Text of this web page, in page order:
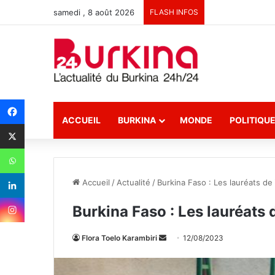
samedi , 8 août 2026 FLASH INFOS
ACCUEIL BURKINA MONDE POLITIQUE
Accueil / Actualité / Burkina Faso : Les lauréats
Burkina Faso : Les
Flora Toelo Karambiri 12/08/2023